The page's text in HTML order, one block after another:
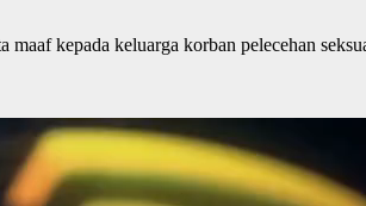
kepada keluarga korban pelecehan